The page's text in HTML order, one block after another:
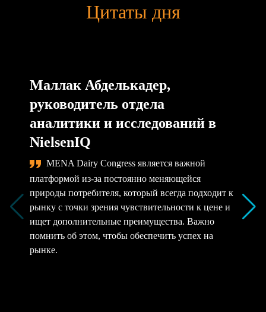
Цитаты дня
Маллак Абделькадер,
руководитель отдела
аналитики и исследований в
NielsenIQ
MENA Dairy Congress является важной
платформой из-за постоянно меняющейся
природы потребителя, который всегда подходит к
рынку с точки зрения чувствительности к цене и
ищет дополнительные преимущества. Важно
помнить об этом, чтобы обеспечить успех на
рынке.